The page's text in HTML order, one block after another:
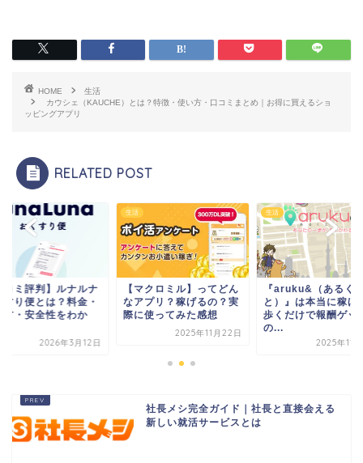
HOME
生活
カウシェ（KAUCHE）とは？特徴・使い方・口コミまとめ｜お得に買えるショ
ッピングアプリ
RELATED POST
クロミル】ってどん
プリ？稼げるの？実
使ってみた感想
生活
『aruku&（あるく
と）』は本当に稼げる？
歩くだけで報酬ゲット
生活
【口コミ評判】ルナ
おくすり便とは？料
使い方・安全性をわ
り...
2026年3
社長メシ完全ガイド｜社長と直接会える
新しい就活サービスとは